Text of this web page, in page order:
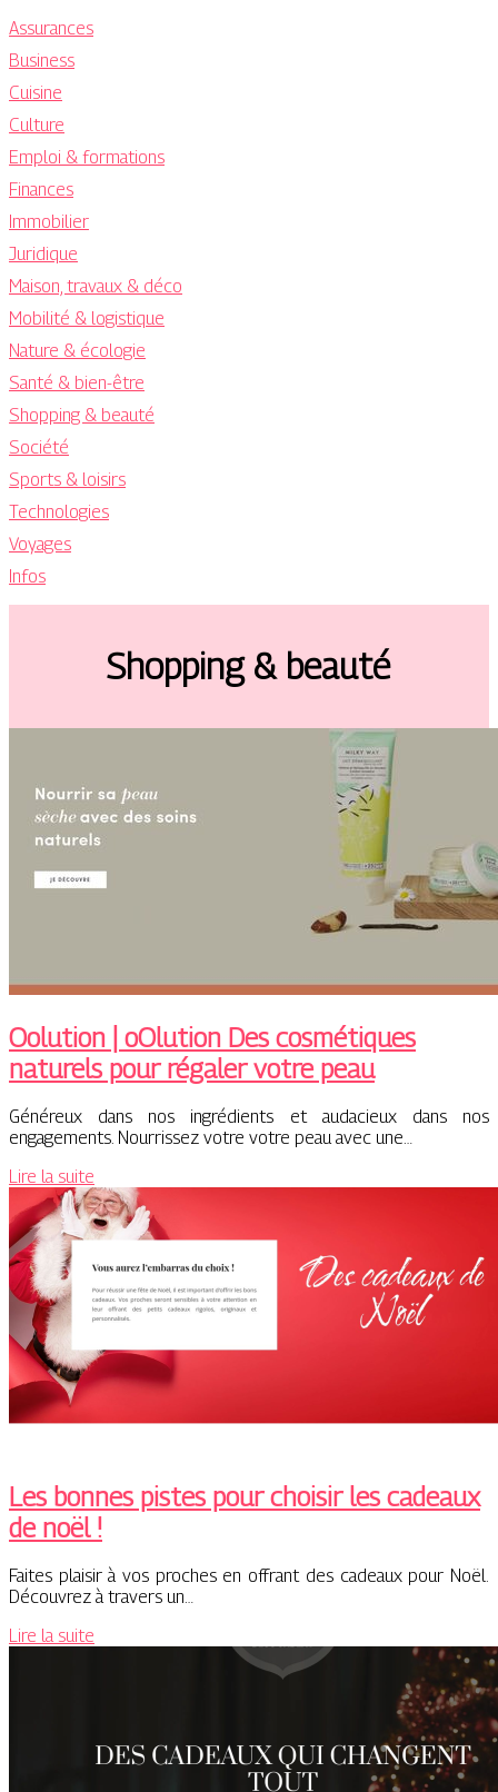
Assurances
Business
Cuisine
Culture
Emploi & formations
Finances
Immobilier
Juridique
Maison, travaux & déco
Mobilité & logistique
Nature & écologie
Santé & bien-être
Shopping & beauté
Société
Sports & loisirs
Technologies
Voyages
Infos
Shopping & beauté
Oolution | oOlution Des cosmétiques
naturels pour régaler votre peau
Généreux dans nos ingrédients et audacieux dans nos
engagements. Nourrissez votre votre peau avec une…
Lire la suite
Les bonnes pistes pour choisir les cadeaux
de noël !
Faites plaisir à vos proches en offrant des cadeaux pour Noël.
Découvrez à travers un…
Lire la suite